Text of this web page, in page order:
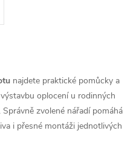
najdete praktické pomůcky a
oplocení u rodinných
zvolené nářadí pomáhá
i přesné montáži jednotlivých